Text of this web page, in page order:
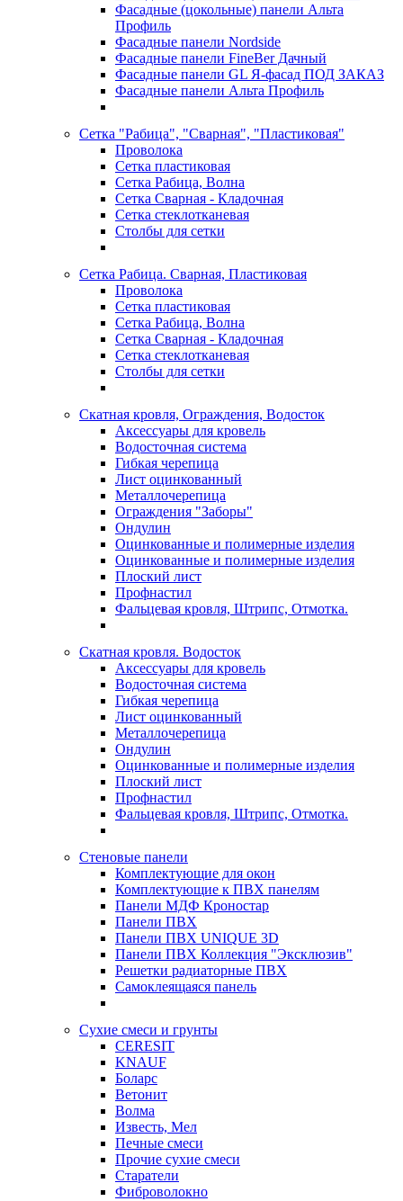
Фасадные (цокольные) панели Альта
Профиль
Фасадные панели Nordside
Фасадные панели FineBer Дачный
Фасадные панели GL Я-фасад ПОД ЗАКАЗ
Фасадные панели Альта Профиль
Сетка "Рабица", "Сварная", "Пластиковая"
Проволока
Сетка пластиковая
Сетка Рабица, Волна
Сетка Сварная - Кладочная
Сетка стеклотканевая
Столбы для сетки
Сетка Рабица. Сварная, Пластиковая
Проволока
Сетка пластиковая
Сетка Рабица, Волна
Сетка Сварная - Кладочная
Сетка стеклотканевая
Столбы для сетки
Скатная кровля, Ограждения, Водосток
Аксессуары для кровель
Водосточная система
Гибкая черепица
Лист оцинкованный
Металлочерепица
Ограждения "Заборы"
Ондулин
Оцинкованные и полимерные изделия
Оцинкованные и полимерные изделия
Плоский лист
Профнастил
Фальцевая кровля, Штрипс, Отмотка.
Скатная кровля. Водосток
Аксессуары для кровель
Водосточная система
Гибкая черепица
Лист оцинкованный
Металлочерепица
Ондулин
Оцинкованные и полимерные изделия
Плоский лист
Профнастил
Фальцевая кровля, Штрипс, Отмотка.
Стеновые панели
Комплектующие для окон
Комплектующие к ПВХ панелям
Панели МДФ Кроностар
Панели ПВХ
Панели ПВХ UNIQUE 3D
Панели ПВХ Коллекция "Эксклюзив"
Решетки радиаторные ПВХ
Самоклеящаяся панель
Сухие смеси и грунты
CERESIT
KNAUF
Боларс
Ветонит
Волма
Известь, Мел
Печные смеси
Прочие сухие смеси
Старатели
Фиброволокно